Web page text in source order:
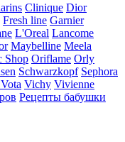
Clinique Dior
Fresh line Garnier
L'Oreal Lancome
Maybelline Meela
Shop Oriflame Orly
Schwarzkopf Sephora
Vichy Vivienne
Рецепты бабушки